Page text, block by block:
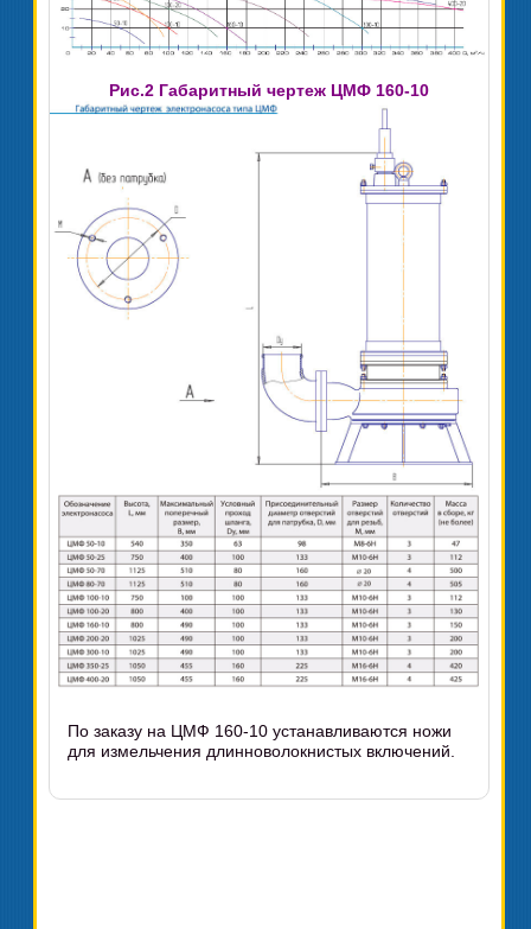
Рис.2 Габаритный чертеж ЦМФ 160-10
По заказу на ЦМФ 160-10 устанавливаются ножи
для измельчения длинноволокнистых включений.